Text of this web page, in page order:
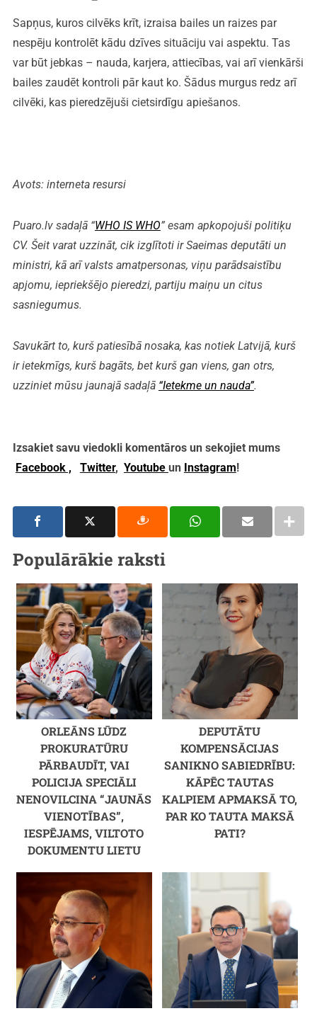
Sapņus, kuros cilvēks krīt, izraisa bailes un raizes par
nespēju kontrolēt kādu dzīves situāciju vai aspektu. Tas
var būt jebkas – nauda, karjera, attiecības, vai arī vienkārši
bailes zaudēt kontroli pār kaut ko. Šādus murgus redz arī
cilvēki, kas pieredzējuši cietsirdīgu apiešanos.
Avots: interneta resursi
Puaro.lv sadaļā “WHO IS WHO” esam apkopojuši politiķu
CV. Šeit varat uzzināt, cik izglītoti ir Saeimas deputāti un
ministri, kā arī valsts amatpersonas, viņu parādsaistību
apjomu, iepriekšējo pieredzi, partiju maiņu un citus
sasniegumus.
Savukārt to, kurš patiesībā nosaka, kas notiek Latvijā, kurš
ir ietekmīgs, kurš bagāts, bet kurš gan viens, gan otrs,
uzziniet mūsu jaunajā sadaļā “Ietekme un nauda”.
Izsakiet savu viedokli komentāros un sekojiet mums
Facebook ,
Twitter, Youtube un Instagram!
Populārākie raksti
ORLEĀNS LŪDZ
PROKURATŪRU
PĀRBAUDĪT, VAI
POLICIJA SPECIĀLI
NENOVILCINA “JAUNĀS
VIENOTĪBAS”,
IESPĒJAMS, VILTOTO
DOKUMENTU LIETU
DEPUTĀTU
KOMPENSĀCIJAS
SANIKNO SABIEDRĪBU:
KĀPĒC TAUTAS
KALPIEM APMAKSĀ TO,
PAR KO TAUTA MAKSĀ
PATI?